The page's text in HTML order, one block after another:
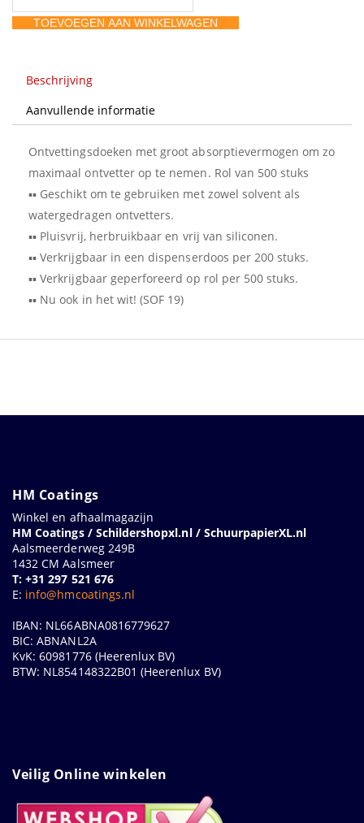
380mm
x
TOEVOEGEN AAN WINKELWAGEN
Beschrijving
Aanvullende informatie
Ontvettingsdoeken met groot absorptievermogen om zo
maximaal ontvetter op te nemen. Rol van 500 stuks
▪▪ Geschikt om te gebruiken met zowel solvent als
watergedragen ontvetters.
▪▪ Pluisvrij, herbruikbaar en vrij van siliconen.
▪▪ Verkrijgbaar in een dispenserdoos per 200 stuks.
▪▪ Verkrijgbaar geperforeerd op rol per 500 stuks.
▪▪ Nu ook in het wit! (SOF 19)
HM Coatings
Winkel en afhaalmagazijn
HM Coatings / Schildershopxl.nl / SchuurpapierXL.nl
Aalsmeerderweg 249B
1432 CM Aalsmeer
T: +31 297 521 676
E: info@hmcoatings.nl
IBAN: NL66ABNA0816779627
BIC: ABNANL2A
KvK: 60981776 (Heerenlux BV)
BTW: NL854148322B01 (Heerenlux BV)
Veilig Online winkelen